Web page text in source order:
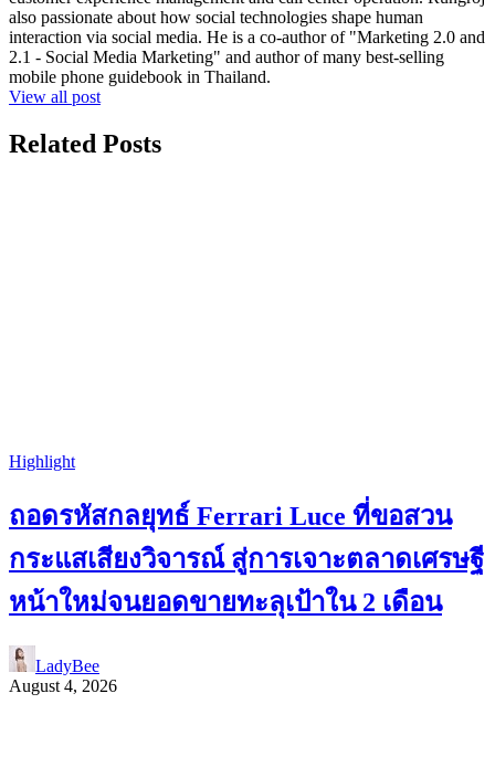
also passionate about how social technologies shape human
interaction via social media. He is a co-author of "Marketing 2.0 and
2.1 - Social Media Marketing" and author of many best-selling
mobile phone guidebook in Thailand.
View all post
Related Posts
Highlight
ถอดรหัสกลยุทธ์ Ferrari Luce ที่ขอสวน
กระแสเสียงวิจารณ์ สู่การเจาะตลาดเศรษฐี
หน้าใหม่จนยอดขายทะลุเป้าใน 2 เดือน
LadyBee
August 4, 2026